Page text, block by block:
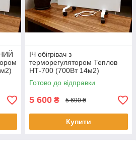
ІЧ обігрівач з
терморегулятором Теплов
НТ-700 (700Вт 14м2)
Готово до відправки
5 600 ₴ 5 690 ₴
Купити